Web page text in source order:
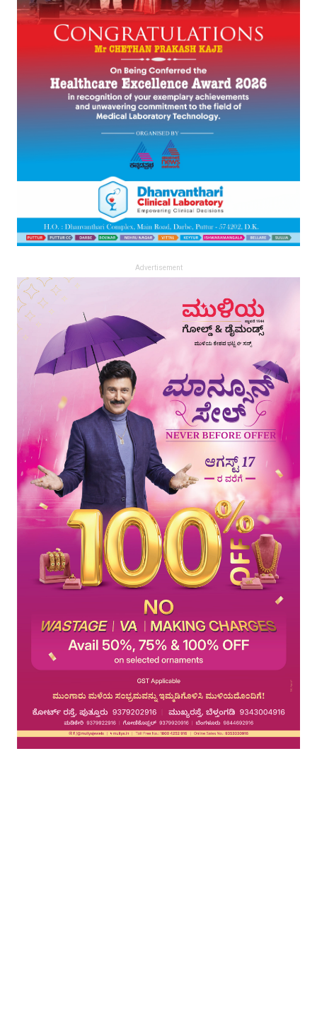
Advertisement